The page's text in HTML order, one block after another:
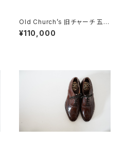
Old Church’s 旧チャーチ 五都
市 Consul 60G
¥110,000